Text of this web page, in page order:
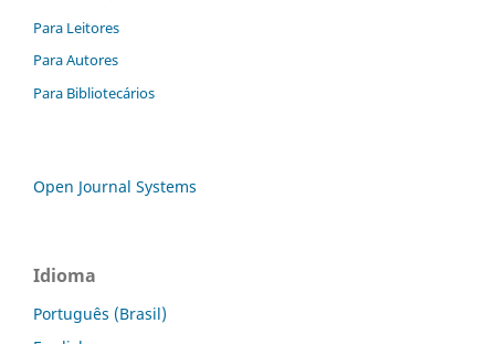
Para Leitores
Para Autores
Para Bibliotecários
Open Journal Systems
Idioma
Português (Brasil)